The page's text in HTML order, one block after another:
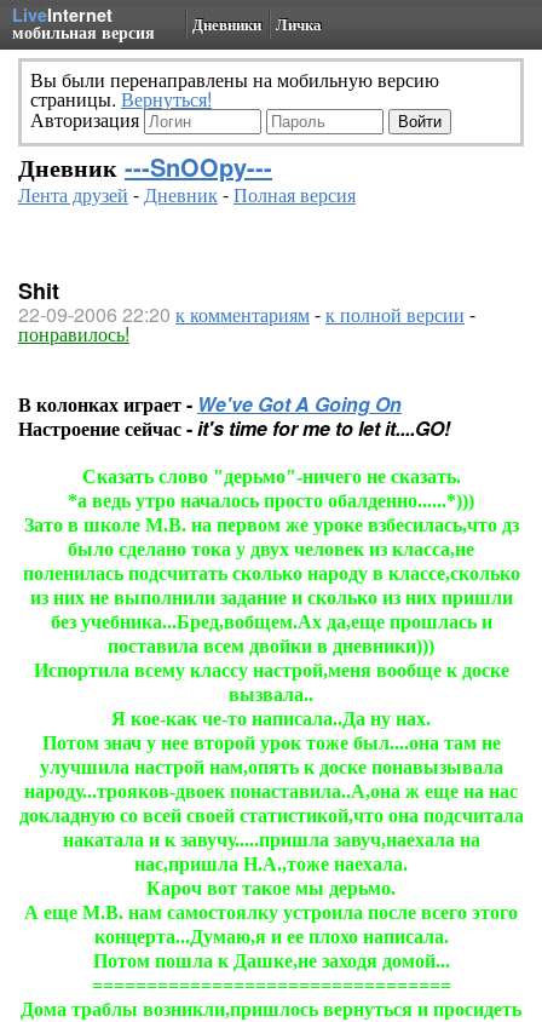
LiveInternet
мобильная версия Дневники Личка
Вы были перенаправлены на мобильную версию
страницы. Вернуться!
Авторизация
Дневник ---SnOOpy---
Лента друзей -Дневник-Полная версия
Shit
22-09-2006 22:20 к комментариям-к полной версии -
понравилось!
В колонках играет - We've Got A Going On
Настроение сейчас -it's time for me to let it....GO!
Сказать слово "дерьмо"-ничего не сказать.
*а ведь утро началось просто обалденно......*)))
Зато в школе М.В. на первом же уроке взбесилась,что дз
было сделано тока у двух человек из класса,не
поленилась подсчитать сколько народу в классе,сколько
из них не выполнили задание и сколько из них пришли
без учебника...Бред,вобщем.Ах да,еще прошлась и
поставила всем двойки в дневники)))
Испортила всему классу настрой,меня вообще к доске
вызвала..
Я кое-как че-то написала..Да ну нах.
Потом знач у нее второй урок тоже был....она там не
улучшила настрой нам,опять к доске понавызывала
народу...трояков-двоек понаставила..А,она ж еще на нас
докладную со всей своей статистикой,что она подсчитала
накатала и к завучу.....пришла завуч,наехала на
нас,пришла Н.А.,тоже наехала.
Кароч вот такое мы дерьмо.
А еще М.В. нам самостоялку устроила после всего этого
концерта...Думаю,я и ее плохо написала.
Потом пошла к Дашке,не заходя домой...
=================================
Дома траблы возникли,пришлось вернуться и просидеть